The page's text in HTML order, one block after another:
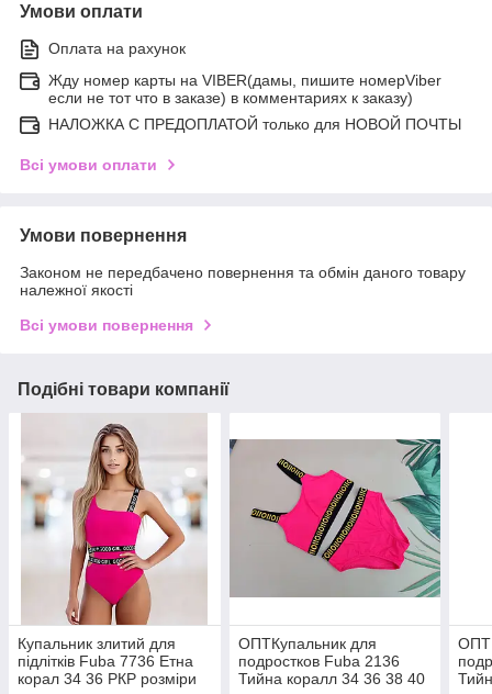
Умови оплати
Оплата на рахунок
Жду номер карты на VIBER(дамы, пишите номерViber
если не тот что в заказе) в комментариях к заказу)
НАЛОЖКА С ПРЕДОПЛАТОЙ только для НОВОЙ ПОЧТЫ
Всі умови оплати
Умови повернення
Законом не передбачено повернення та обмін даного товару
належної якості
Всі умови повернення
Подібні товари компанії
Купальник злитий для
підлітків Fuba 7736 Етна
корал 34 36 РКР розміри
ОПТКупальник для
подростков Fuba 2136
Тийна коралл 34 36 38 40